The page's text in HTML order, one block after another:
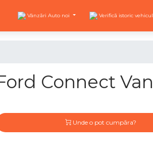
Vânzări Auto noi Verifică istoric vehicul
Connect Van
Unde o pot cumpăra?